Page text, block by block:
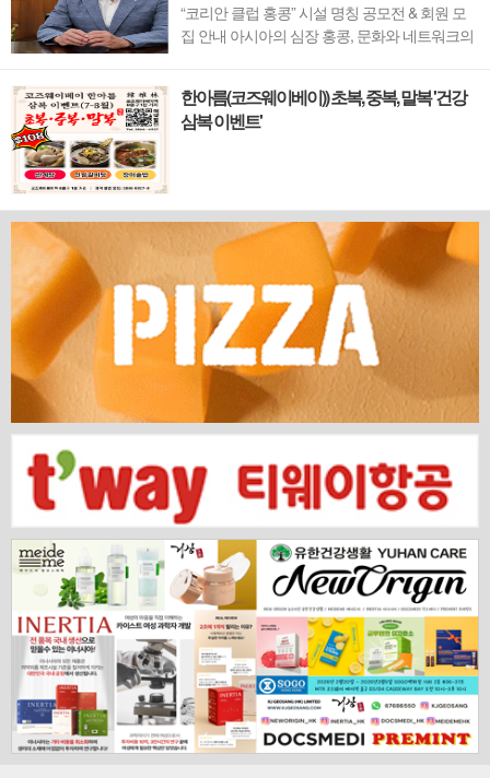
“코리안 클럽 홍콩” 시설 명칭 공모전 & 회원 모
집 안내 아시아의 심장 홍콩, 문화와 네트워크의
홍콩. 이 역동적인 글로벌 허브의 중심에서 한국
의 깊이 있는 문화유산과 세계적 감각을 잇는 새
한아름(코즈웨이베이)) 초복, 중복, 말복 '건강
삼복 이벤트'